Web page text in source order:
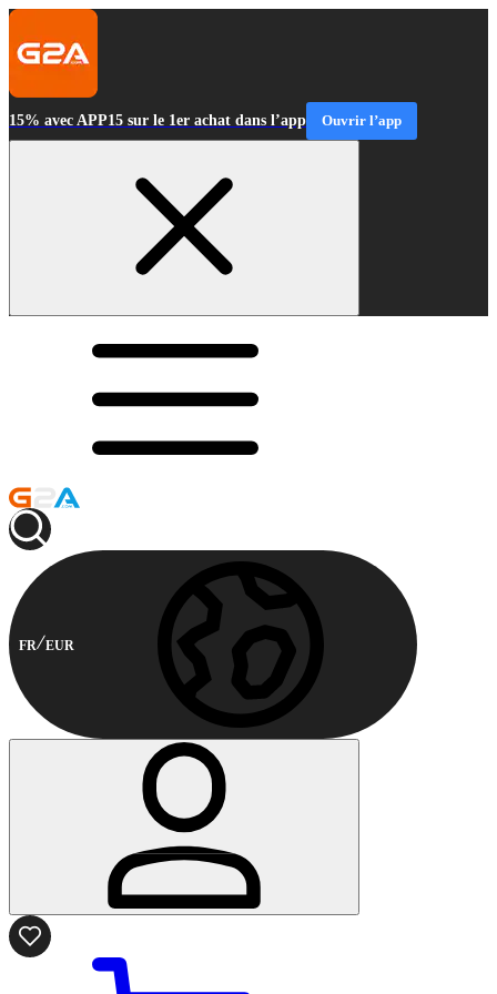
15% avec APP15 sur le 1er achat dans l’app Ouvrir l’app
FR EUR